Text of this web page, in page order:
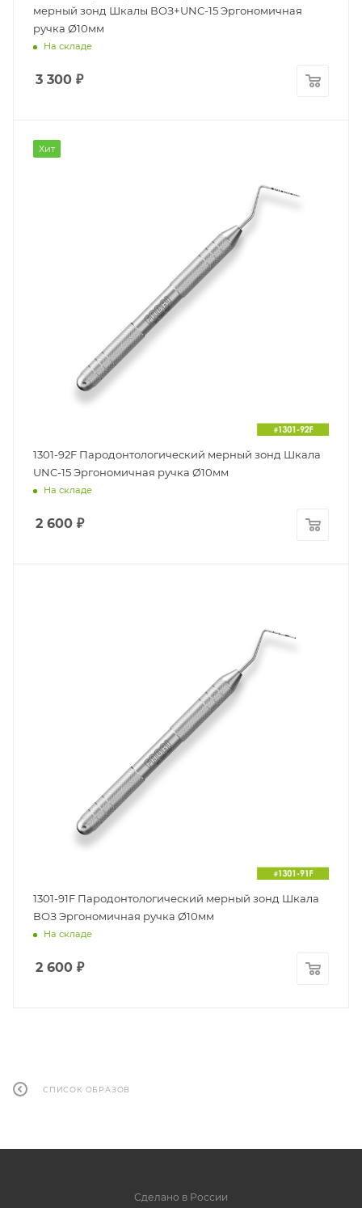
мерный зонд Шкалы ВОЗ+UNC-15 Эргономичная
ручка Ø10мм
На складе
3 300 ₽
Хит
1301-92F Пародонтологический мерный зонд Шкала
UNC-15 Эргономичная ручка Ø10мм
На складе
2 600 ₽
1301-91F Пародонтологический мерный зонд Шкала
ВОЗ Эргономичная ручка Ø10мм
На складе
2 600 ₽
СПИСОК ОБРАЗОВ
Сделано в России